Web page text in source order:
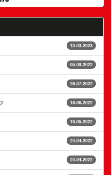
13-03-2023
05-09-2022
28-07-2022
18-06-2022
19-05-2022
24-04-2022
24-04-2022